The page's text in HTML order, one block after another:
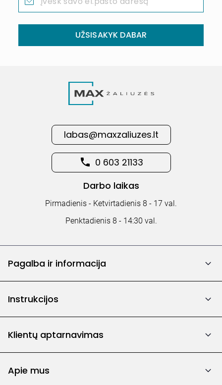
UŽSISAKYK DABAR
labas@maxzaliuzes.lt
0 603 21133
Darbo laikas
Pirmadienis - Ketvirtadienis 8 - 17 val.
Penktadienis 8 - 14:30 val.
Pagalba ir informacija
Instrukcijos
Klientų aptarnavimas
Apie mus